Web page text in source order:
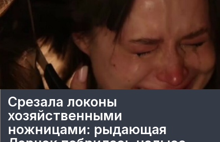
Срезала локоны
хозяйственными
ножницами: рыдающая